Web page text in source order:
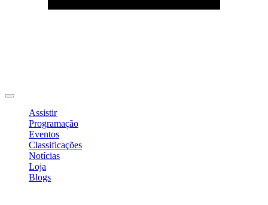
Assistir
Programação
Eventos
Classificações
Notícias
Loja
Blogs